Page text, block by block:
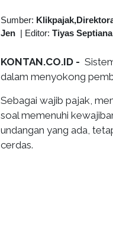
Sumber:
Jen | Editor: Tiyas Septiana
KONTAN.CO.ID -
dalam menyokong
Sebagai wajib pajak,
soal memenuhi
undangan yang ada,
cerdas.